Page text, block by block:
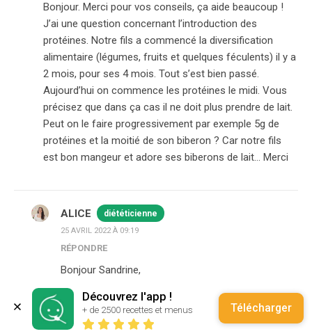
Bonjour. Merci pour vos conseils, ça aide beaucoup !
J’ai une question concernant l’introduction des
protéines. Notre fils a commencé la diversification
alimentaire (légumes, fruits et quelques féculents) il y a
2 mois, pour ses 4 mois. Tout s’est bien passé.
Aujourd’hui on commence les protéines le midi. Vous
précisez que dans ça cas il ne doit plus prendre de lait.
Peut on le faire progressivement par exemple 5g de
protéines et la moitié de son biberon ? Car notre fils
est bon mangeur et adore ses biberons de lait… Merci
ALICE diététicienne
25 AVRIL 2022 À 09:19
RÉPONDRE
Bonjour Sandrine,
Oui vous pouvez ! Les informations données dans
les fiches mémo et articles sont des repères
nutritionnels, et non pas des règles ! Il est
Découvrez l'app !
+ de 2500 recettes et menus Télécharger